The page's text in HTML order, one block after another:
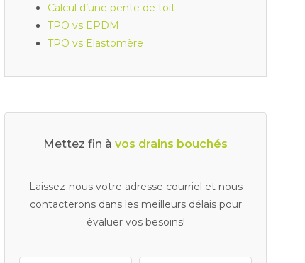
Calcul d’une pente de toit
TPO vs EPDM
TPO vs Elastomère
Mettez fin à
Laissez-nous votre adresse courriel et nous
contacterons dans les meilleurs délais pour
évaluer vos besoins!